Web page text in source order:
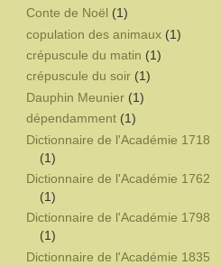
Conte de Noël (1)
copulation des animaux (1)
crépuscule du matin (1)
crépuscule du soir (1)
Dauphin Meunier (1)
dépendamment (1)
Dictionnaire de l'Académie 1718
(1)
Dictionnaire de l'Académie 1762
(1)
Dictionnaire de l'Académie 1798
(1)
Dictionnaire de l'Académie 1835